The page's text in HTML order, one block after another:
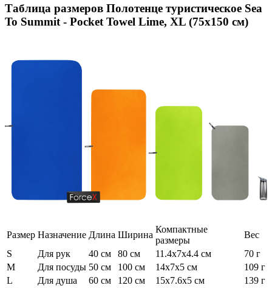
Таблица размеров Полотенце туристическое Sea
To Summit - Pocket Towel Lime, XL (75x150 см)
Размер Назначение Длина Ширина
Компактные
размеры
Вес
S
Для рук 40 см 80 см 11.4x7x4.4 см
70 г
M
Для посуды 50 см 100 см 14x7x5 см
109 г
L
Для душа 60 см 120 см 15x7.6x5 см
139 г